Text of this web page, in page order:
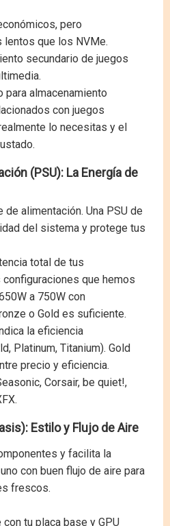
pero
que los NVMe.
secundario de juegos
para almacenamiento
con juegos
lo necesitas y el
(PSU): La Energía de
alimentación. Una PSU de
del sistema y protege tus
total de tus
que hemos
a 750W con
o Gold es suficiente.
la eficiencia
Platinum, Titanium). Gold
precio y eficiencia.
Corsair, be quiet!,
Estilo y Flujo de Aire
y facilita la
con buen flujo de aire para
frescos.
tu placa base y GPU